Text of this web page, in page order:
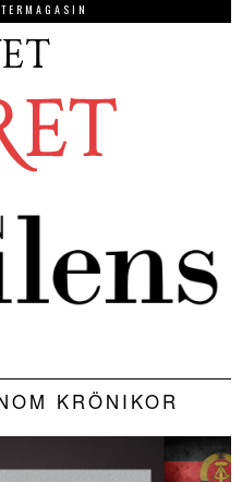
KRÖNIKOR